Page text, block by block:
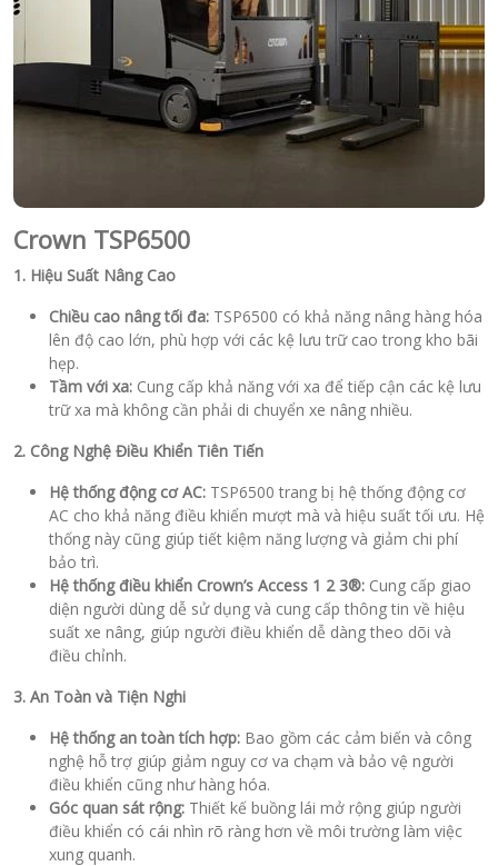
Crown TSP6500
1. Hiệu Suất Nâng Cao
Chiều cao nâng tối đa: TSP6500 có khả năng nâng hàng hóa
lên độ cao lớn, phù hợp với các kệ lưu trữ cao trong kho bãi
hẹp.
Tầm với xa: Cung cấp khả năng với xa để tiếp cận các kệ lưu
trữ xa mà không cần phải di chuyển xe nâng nhiều.
2. Công Nghệ Điều Khiển Tiên Tiến
Hệ thống động cơ AC: TSP6500 trang bị hệ thống động cơ
AC cho khả năng điều khiển mượt mà và hiệu suất tối ưu. Hệ
thống này cũng giúp tiết kiệm năng lượng và giảm chi phí
bảo trì.
Hệ thống điều khiển Crown’s Access 1 2 3®: Cung cấp giao
diện người dùng dễ sử dụng và cung cấp thông tin về hiệu
suất xe nâng, giúp người điều khiển dễ dàng theo dõi và
điều chỉnh.
3. An Toàn và Tiện Nghi
Hệ thống an toàn tích hợp: Bao gồm các cảm biến và công
nghệ hỗ trợ giúp giảm nguy cơ va chạm và bảo vệ người
điều khiển cũng như hàng hóa.
Góc quan sát rộng: Thiết kế buồng lái mở rộng giúp người
điều khiển có cái nhìn rõ ràng hơn về môi trường làm việc
xung quanh.